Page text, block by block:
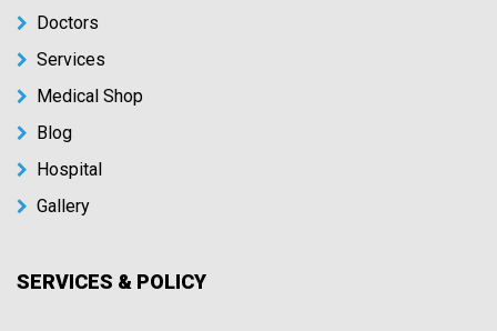
Doctors
Services
Medical Shop
Blog
Hospital
Gallery
SERVICES & POLICY